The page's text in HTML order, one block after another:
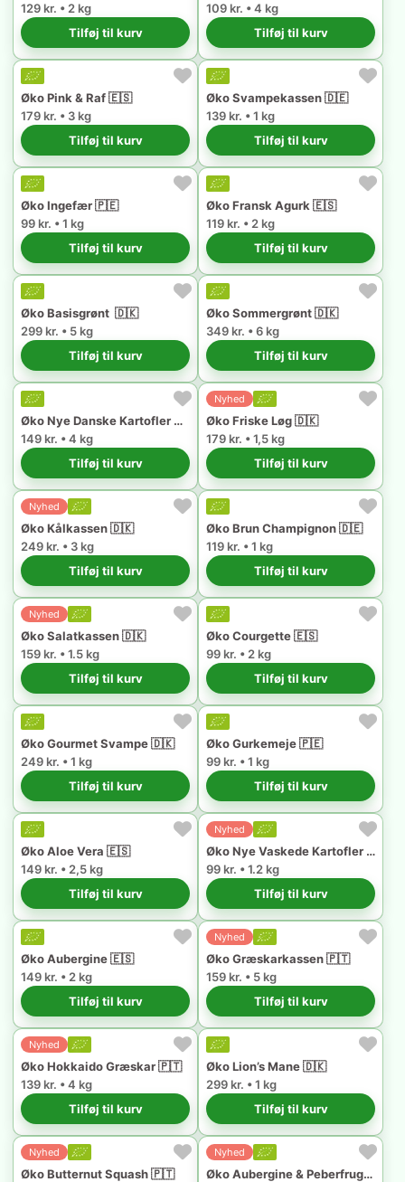
129 kr. • 2 kg
Tilføj til kurv
109 kr. • 4 kg
Tilføj til kurv
Øko Pink & Raf 🇪🇸
179 kr. • 3 kg
Tilføj til kurv
Øko Svampekassen 🇩🇪
139 kr. • 1 kg
Tilføj til kurv
Øko Ingefær 🇵🇪
99 kr. • 1 kg
Tilføj til kurv
Øko Fransk Agurk 🇪🇸
119 kr. • 2 kg
Tilføj til kurv
Øko Basisgrønt 🇩🇰
299 kr. • 5 kg
Tilføj til kurv
Øko Sommergrønt 🇩🇰
349 kr. • 6 kg
Tilføj til kurv
Øko Nye Danske Kartofler 🇩🇰
149 kr. • 4 kg
Tilføj til kurv
Nyhed
Øko Friske Løg 🇩🇰
179 kr. • 1,5 kg
Tilføj til kurv
Nyhed
Øko Kålkassen 🇩🇰
249 kr. • 3 kg
Tilføj til kurv
Øko Brun Champignon 🇩🇪
119 kr. • 1 kg
Tilføj til kurv
Nyhed
Øko Salatkassen 🇩🇰
159 kr. • 1.5 kg
Tilføj til kurv
Øko Courgette 🇪🇸
99 kr. • 2 kg
Tilføj til kurv
Øko Gourmet Svampe 🇩🇰
249 kr. • 1 kg
Tilføj til kurv
Øko Gurkemeje 🇵🇪
99 kr. • 1 kg
Tilføj til kurv
Øko Aloe Vera 🇪🇸
149 kr. • 2,5 kg
Tilføj til kurv
Nyhed
Øko Nye Vaskede Kartofler 🇩🇰
99 kr. • 1.2 kg
Tilføj til kurv
Øko Aubergine 🇪🇸
149 kr. • 2 kg
Tilføj til kurv
Nyhed
Øko Græskarkassen 🇵🇹
159 kr. • 5 kg
Tilføj til kurv
Nyhed
Øko Hokkaido Græskar 🇵🇹
139 kr. • 4 kg
Tilføj til kurv
Øko Lion’s Mane 🇩🇰
299 kr. • 1 kg
Tilføj til kurv
Nyhed
Øko Butternut Squash 🇵🇹
Nyhed
Øko Aubergine & Peberfrugt 🇪🇸